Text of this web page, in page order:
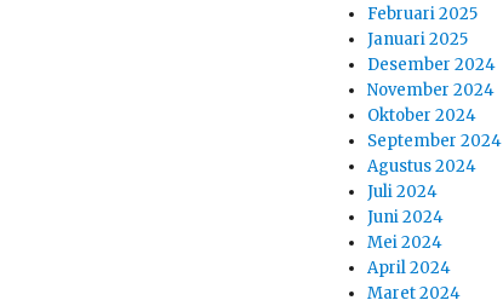
Februari 2025
Januari 2025
Desember 2024
November 2024
Oktober 2024
September 2024
Agustus 2024
Juli 2024
Juni 2024
Mei 2024
April 2024
Maret 2024